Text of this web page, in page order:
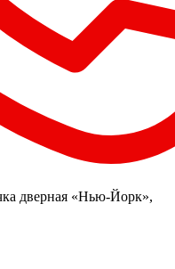
дверная «Нью-Йорк»,